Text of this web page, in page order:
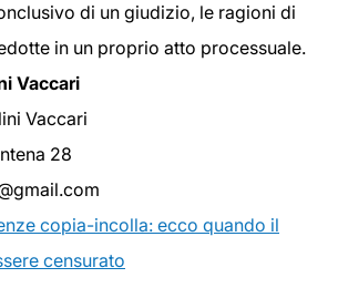
di un giudizio, le ragioni di
in un proprio atto processuale.
Vaccari
Vaccari
28
copia-incolla: ecco quando il
censurato